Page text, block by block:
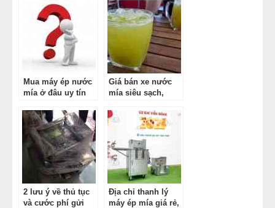
Mua máy ép nước
mía ở đâu uy tín
Giá bán xe nước
mía siêu sạch,
xe ép mía tốt
2 lưu ý về thủ tục
và cước phí gửi
Địa chỉ thanh lý
máy ép mía giá rẻ,